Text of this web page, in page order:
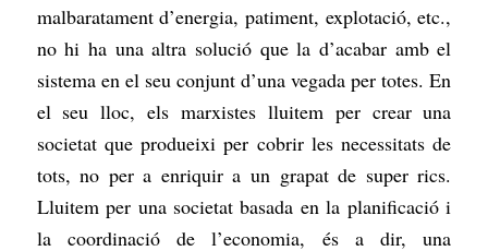
malbaratament d’energia, patiment, explotació, etc.,
no hi ha una altra solució que la d’acabar amb el
sistema en el seu conjunt d’una vegada per totes. En
el seu lloc, els marxistes lluitem per crear una
societat que produeixi per cobrir les necessitats de
tots, no per a enriquir a un grapat de super rics.
Lluitem per una societat basada en la planificació i
la coordinació de l’economia, és a dir, una